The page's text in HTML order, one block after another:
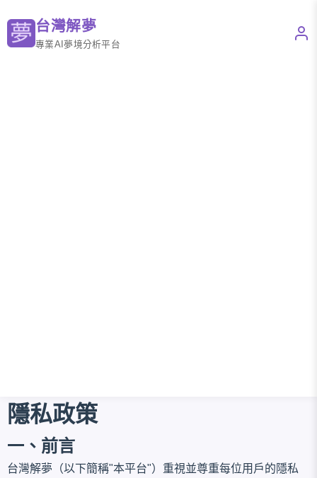
台灣解夢
專業AI夢境分析平台
隱私政策
一、前言
台灣解夢（以下簡稱"本平台"）重視並尊重每位用戶的隱私